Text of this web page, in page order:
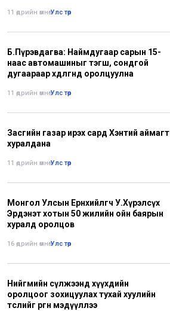
11 өдрийн өмнө•Улс төр
Б.Пүрэвдагва: Наймдугаар сарын 15-
наас автомашиныг тэгш, сондгой
дугаараар хөдөлгөөнд оролцуулна
11 өдрийн өмнө•Улс төр
Засгийн газар ирэх сард Хэнтий аймагт
хуралдана
11 өдрийн өмнө•Улс төр
Монгол Улсын Ерөнхийлөгч У.Хүрэлсүх
Эрдэнэт хотын 50 жилийн ойн баярын
хуралд оролцов
16 өдрийн өмнө•Улс төр
Нийгмийн сүлжээнд хүүхдийн
оролцоог зохицуулах тухай хуулийн
төслийг өргөн мэдүүллээ